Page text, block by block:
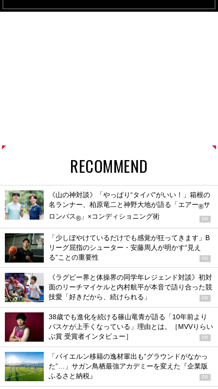
RECOMMEND
《山の神対談》「やっぱり“タイパ”がいい！」箱根の
名ランナー、柏原竜二と神野大地が語る「エアー®サ
ロンパス® 」×コンディショニング術 PR
「少しぼやけているだけでも感覚が狂ってきます」B
リーグ屈指のシューター・安藤周人が明かす“見え
る”ことの重要性
PR
《ラグビー界と体操界の同学年レジェンド対談》初対
面のリーチマイケルと内村航平が本音で語り合った競
技愛「好きだから、続けられる」
PR
38歳でも進化を続ける篠山竜青が語る「10年前より
バスケが上手くなっている」理由とは。［MVVりらい
ぶ賞 受賞者インタビュー］
PR
「バイエルン移籍の逸材輩出も“グラウンドがなかっ
た”…」サガン鳥栖最強アカデミーを変えた『企業版
ふるさと納税』
PR